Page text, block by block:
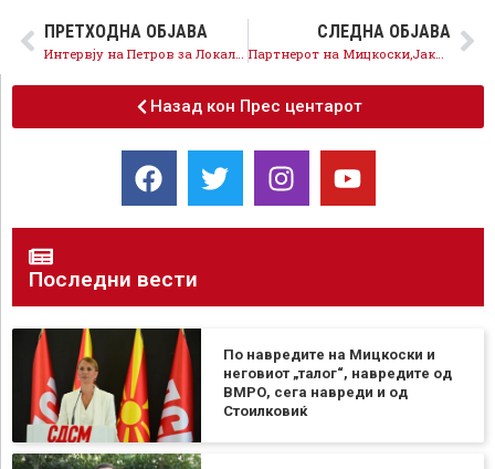
ПРЕТХОДНА ОБЈАВА
Интервју на Петров за Локално.мк: Ни треба конструктивна опозиција и опозиција со која заеднички ќе разговараме за стратешките цели
СЛЕДНА ОБЈАВА
Партнерот на Мицкоски,Јакимовски, ја оштетил Општината за повеќе од 230 илјади евра
Назад кон Прес центарот
Последни вести
По навредите на Мицкоски и
неговиот „талог“, навредите од
ВМРО, сега навреди и од
Стоилковиќ